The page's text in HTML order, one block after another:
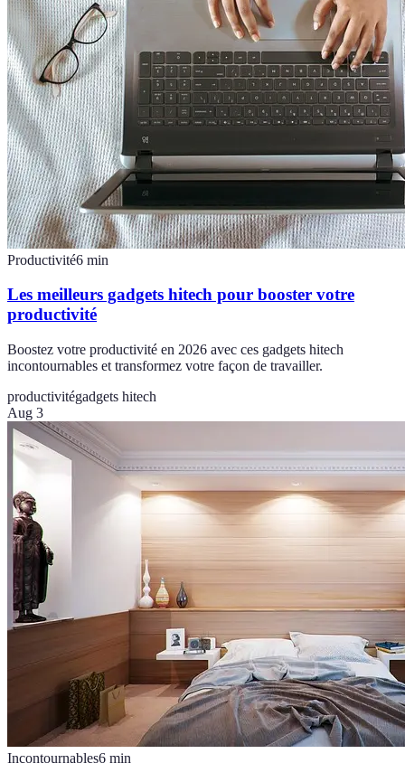
Productivité6 min
Les meilleurs gadgets hitech pour booster votre
productivité
Boostez votre productivité en 2026 avec ces gadgets hitech
incontournables et transformez votre façon de travailler.
productivitégadgets hitech
Aug 3
Incontournables6 min